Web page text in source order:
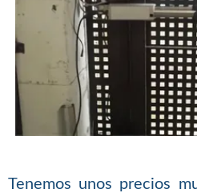
Tenemos unos precios